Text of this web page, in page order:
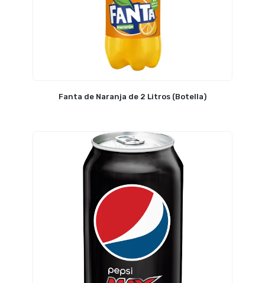
Fanta de Naranja de 2 Litros (Botella)